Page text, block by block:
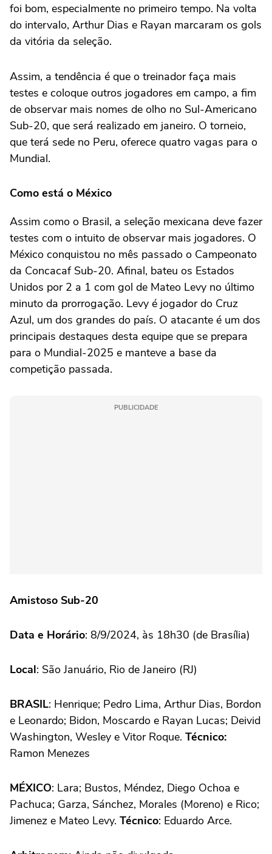
foi bom, especialmente no primeiro tempo. Na volta
do intervalo, Arthur Dias e Rayan marcaram os gols
da vitória da seleção.
Assim, a tendência é que o treinador faça mais
testes e coloque outros jogadores em campo, a fim
de observar mais nomes de olho no Sul-Americano
Sub-20, que será realizado em janeiro. O torneio,
que terá sede no Peru, oferece quatro vagas para o
Mundial.
Como está o México
Assim como o Brasil, a seleção mexicana deve fazer
testes com o intuito de observar mais jogadores. O
México conquistou no mês passado o Campeonato
da Concacaf Sub-20. Afinal, bateu os Estados
Unidos por 2 a 1 com gol de Mateo Levy no último
minuto da prorrogação. Levy é jogador do Cruz
Azul, um dos grandes do país. O atacante é um dos
principais destaques desta equipe que se prepara
para o Mundial-2025 e manteve a base da
competição passada.
PUBLICIDADE
Amistoso Sub-20
Data e Horário: 8/9/2024, às 18h30 (de Brasília)
Local: São Januário, Rio de Janeiro (RJ)
BRASIL: Henrique; Pedro Lima, Arthur Dias, Bordon
e Leonardo; Bidon, Moscardo e Rayan Lucas; Deivid
Washington, Wesley e Vitor Roque. Técnico:
Ramon Menezes
MÉXICO: Lara; Bustos, Méndez, Diego Ochoa e
Pachuca; Garza, Sánchez, Morales (Moreno) e Rico;
Jimenez e Mateo Levy. Técnico: Eduardo Arce.